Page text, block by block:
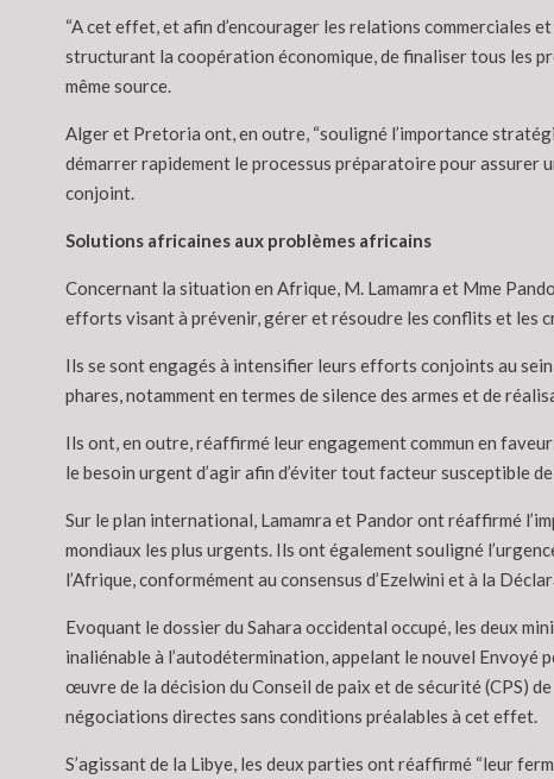
“A cet effet, et afin d’encourager les relations commerciales
structurant la coopération économique, de finaliser tous les
même source.
Alger et Pretoria ont, en outre, “souligné l’importance
démarrer rapidement le processus préparatoire pour assurer
conjoint.
Solutions africaines aux problèmes africains
Concernant la situation en Afrique, M. Lamamra et Mme
efforts visant à prévenir, gérer et résoudre les conflits et les
Ils se sont engagés à intensifier leurs efforts conjoints au
phares, notamment en termes de silence des armes et de
Ils ont, en outre, réaffirmé leur engagement commun en
le besoin urgent d’agir afin d’éviter tout facteur susceptible
Sur le plan international, Lamamra et Pandor ont réaffirmé
mondiaux les plus urgents. Ils ont également souligné
l’Afrique, conformément au consensus d’Ezelwini et à la
Evoquant le dossier du Sahara occidental occupé, les deux
inaliénable à l’autodétermination, appelant le nouvel Envoyé
œuvre de la décision du Conseil de paix et de sécurité (CPS)
négociations directes sans conditions préalables à cet effet.
S’agissant de la Libye, les deux parties ont réaffirmé “leur